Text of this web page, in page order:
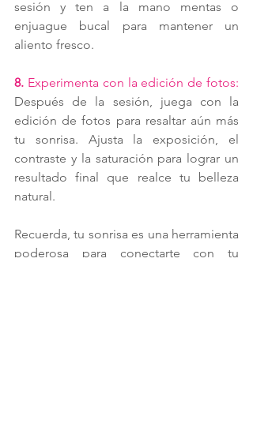
sesión y ten a la mano mentas o
enjuague bucal para mantener un
aliento fresco.
8.
Después de la sesión, juega con la
edición de fotos para resaltar aún más
tu sonrisa. Ajusta la exposición, el
contraste y la saturación para lograr un
resultado final que realce tu belleza
natural.
Recuerda, tu sonrisa es una herramienta
poderosa para conectarte con tu